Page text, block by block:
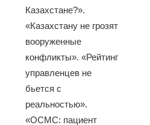
Казахстане?».
«Казахстану не грозят
вооруженные
конфликты». «Рейтинг
управленцев не
бьется с
реальностью».
«ОСМС: пациент